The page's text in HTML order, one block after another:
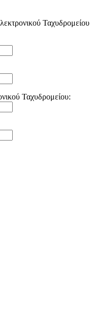
Ταχυδρομείου
Ταχυδρομείου: